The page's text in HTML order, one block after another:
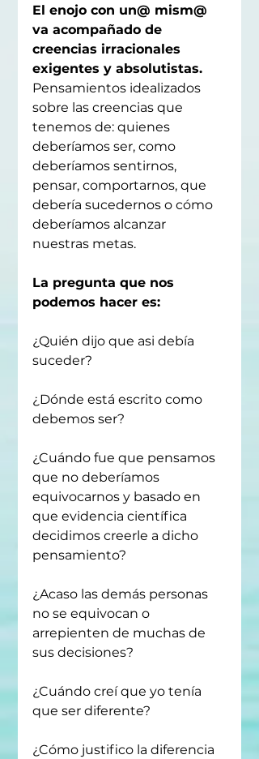
El enojo con un@ mism@
va acompañado de
creencias irracionales
exigentes y absolutistas.
Pensamientos idealizados
sobre las creencias que
tenemos de: quienes
deberíamos ser, como
deberíamos sentirnos,
pensar, comportarnos, que
debería sucedernos o cómo
deberíamos alcanzar
nuestras metas.
La pregunta que nos
podemos hacer es:
¿Quién dijo que asi debía
suceder?
¿Dónde está escrito como
debemos ser?
¿Cuándo fue que pensamos
que no deberíamos
equivocarnos y basado en
que evidencia científica
decidimos creerle a dicho
pensamiento?
¿Acaso las demás personas
no se equivocan o
arrepienten de muchas de
sus decisiones?
¿Cuándo creí que yo tenía
que ser diferente?
¿Cómo justifico la diferencia